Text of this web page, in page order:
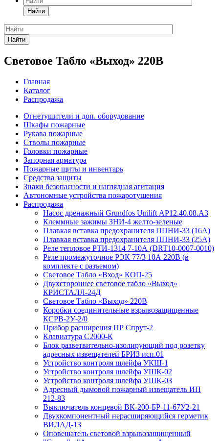
Найти
Найти
Световое Табло «Выход» 220В
Главная
Каталог
Распродажа
Огнетушители и доп. оборудование
Шкафы пожарные
Рукава пожарные
Стволы пожарные
Головки пожарные
Запорная арматура
Пожарные щиты и инвентарь
Средства защиты
Знаки безопасности и наглядная агитация
Автономные устройства пожаротушения
Распродажа
Насос дренажный Grundfos Unilift АP12.40.08.A3
Клеммные зажимы ЗНИ-4 желто-зеленые
Плавкая вставка предохранителя ППНИ-33 (16А)
Плавкая вставка предохранителя ППНИ-33 (25А)
Реле тепловое РТИ-1314 7-10А (DRT10-0007-0010)
Реле промежуточное РЭК 77/3 10А 220В (в
комплекте с разъемом)
Световое Табло «Вход» КОП-25
Двухстороннее световое табло «Выход»
КРИСТАЛЛ-24Д
Световое Табло «Выход» 220В
Коробки соединительные взрывозащищенные
КСРВ-2У-2/0
Прибор расширения ПР Спрут-2
Клавиатура С2000-К
Блок разветвительно-изолирующий под розетку
адресных извещателей БРИЗ исп.01
Устройство контроля шлейфа УКШ-1
Устройство контроля шлейфа УШК-02
Устройство контроля шлейфа УШК-03
Адресный дымовой пожарный извещатель ИП
212-83
Выключатель концевой ВК-200-БР-11-67У2-21
Двухкомпонентный нерасширяющийся герметик
ВИЛАД-13
Оповещатель световой взрывозащищенный